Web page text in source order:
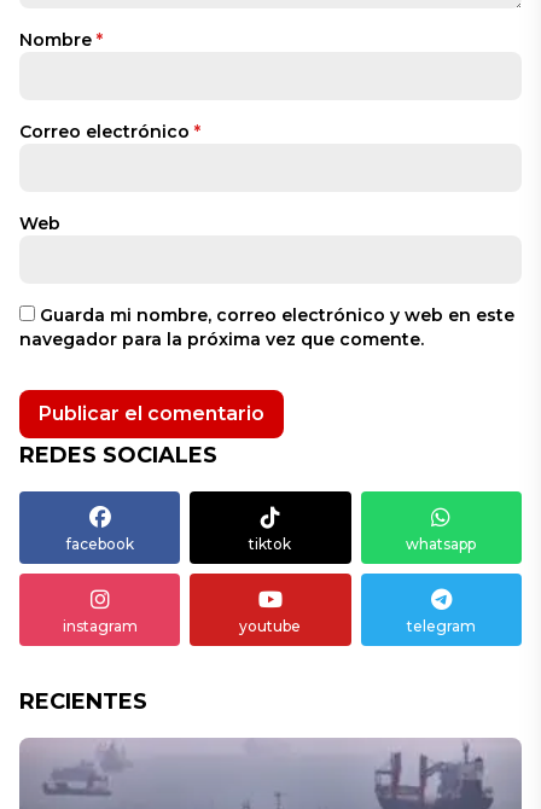
Nombre *
Correo electrónico *
Web
Guarda mi nombre, correo electrónico y web en este
navegador para la próxima vez que comente.
REDES SOCIALES
facebook tiktok whatsapp
instagram youtube telegram
RECIENTES